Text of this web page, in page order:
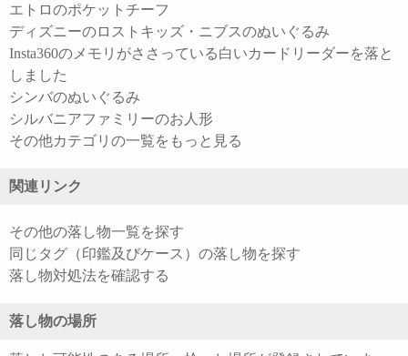
エトロのポケットチーフ
ディズニーのロストキッズ・ニブスのぬいぐるみ
Insta360のメモリがささっている白いカードリーダーを落と
しました
シンバのぬいぐるみ
シルバニアファミリーのお人形
その他カテゴリの一覧をもっと見る
関連リンク
その他の落し物一覧を探す
同じタグ（印鑑及びケース）の落し物を探す
落し物対処法を確認する
落し物の場所